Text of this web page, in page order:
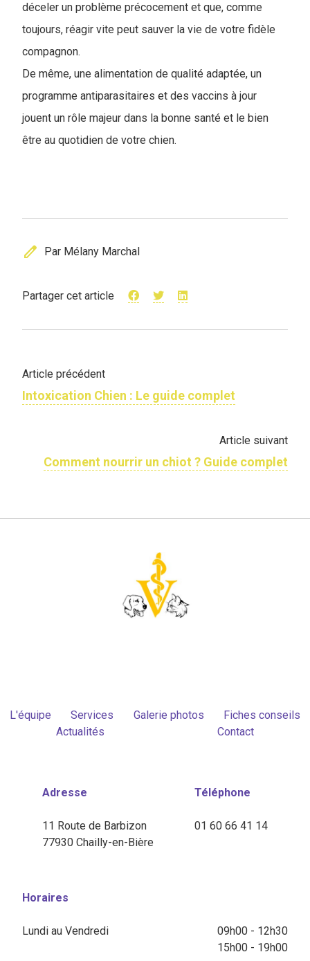
déceler un problème précocement et que, comme
toujours, réagir vite peut sauver la vie de votre fidèle
compagnon.
De même, une alimentation de qualité adaptée, un
programme antiparasitaires et des vaccins à jour
jouent un rôle majeur dans la bonne santé et le bien
être au quotidien de votre chien.
edit Par Mélany Marchal
Partager cet article
Article précédent
Intoxication Chien : Le guide complet
Article suivant
Comment nourrir un chiot ? Guide complet
L'équipe Services Galerie photos
Fiches conseils
Actualités
Contact
Adresse
11 Route de Barbizon
77930 Chailly-en-Bière
Téléphone
01 60 66 41 14
Horaires
Lundi au Vendredi
09h00 - 12h30
15h00 - 19h00